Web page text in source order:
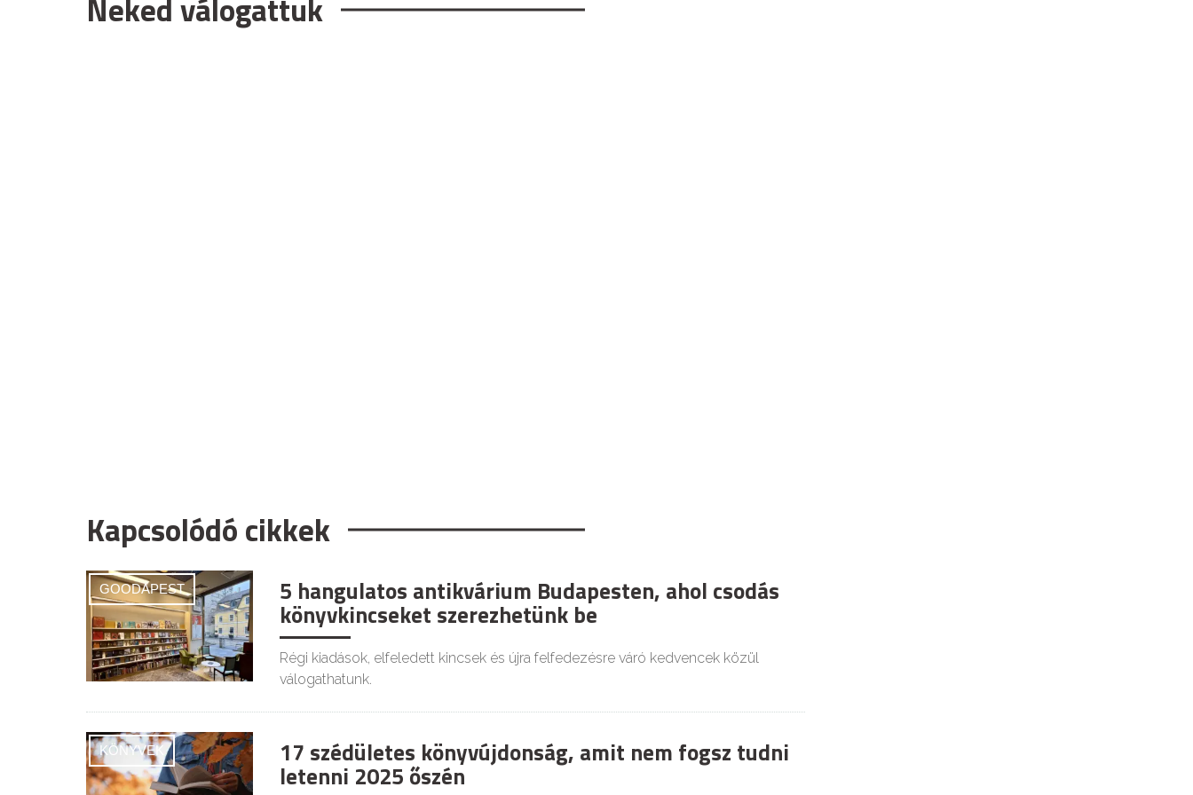
Neked válogattuk
Kapcsolódó cikkek
GOODAPEST 5 hangulatos antikvárium Budapesten, ahol csodás
könyvkincseket szerezhetünk be
Régi kiadások, elfeledett kincsek és újra felfedezésre váró kedvencek közül
válogathatunk.
KÖNYVEK 17 szédületes könyvújdonság, amit nem fogsz tudni
letenni 2025 őszén